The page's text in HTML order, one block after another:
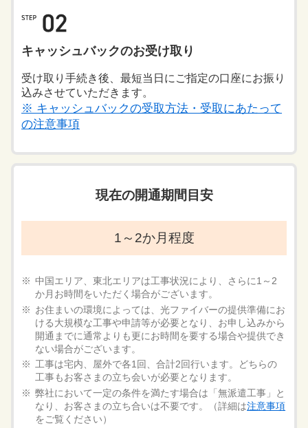
キャッシュバックのお受け取り
受け取り手続き後、最短当日にご指定の口座にお振り
込みさせていただきます。
※ キャッシュバックの受取方法・受取にあたって
の注意事項
現在の開通期間目安
1～2か月程度
中国エリア、東北エリアは工事状況により、さらに1～2
か月お時間をいただく場合がございます。
お住まいの環境によっては、光ファイバーの提供準備にお
ける大規模な工事や申請等が必要となり、お申し込みから
開通までに通常よりも更にお時間を要する場合や提供でき
ない場合がございます。
工事は宅内、屋外で各1回、合計2回行います。どちらの
工事もお客さまの立ち会いが必要となります。
弊社において一定の条件を満たす場合は「無派遣工事」と
なり、お客さまの立ち合いは不要です。（詳細は注意事項
をご覧ください）